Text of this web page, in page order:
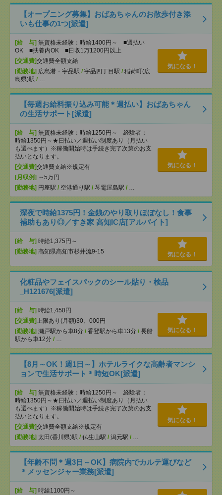
【オープニング募集】おばあちゃんのお散歩付き添
いも仕事の1つ[派遣]
[給 与] 無資格未経験：時給1400円～ ■週払い
OK ■扶養内OK ■日収1万1200円以上
[交通費]交通費全額支給
[勤務地] 広島港・宇品駅 / 宇品四丁目駅 / 稲荷町(広
島県)駅 / …
気になる！
【毎週お給料振り込み可能＊週払い】おばあちゃん
の生活サポート[派遣]
[給 与] 無資格未経験：時給1250円～ 経験者：
時給1350円～★日払い／週払い制度あり（月払い
も選べます）※稼働開始時は手続き完了次第のお支
払いとなります。
[交通費]交通費支給※規定有
[月収例] ～5万円
[勤務地] 円座駅 / 空港通り駅 / 琴電屋島駅 / …
気になる！
深夜で時給1375円！金銭のやり取りほぼなし！食事
補助もあり◎／すき家 高知IC店[アルバイト]
[給 与] 時給1,375円～
[勤務地] 高知県高知市杉井流9-15 気になる！
化粧品やフェイスパックのシール貼り・検品
_H121676[派遣]
[給 与] 時給1,450円
[交通費] 上限あり(月額)30、000円
[勤務地] 瀬戸駅から車8分 / 香登駅から車13分 / 長船
駅から車12分 / …
気になる！
【8月～OK！週1日～】ホテルライクな高齢者マンシ
ョンで生活サポート＊時短OK[派遣]
[給 与] 無資格未経験：時給1250円～ 経験者：
時給1350円～★日払い／週払い制度あり（月払い
も選べます）※稼働開始時は手続き完了次第のお支
払いとなります。
[交通費]交通費全額支給※規定有
[勤務地] 太田(香川県)駅 / 仏生山駅 / 潟元駅 / …
気になる！
【年齢不問＊週3日～OK】病院内でカルテ運びなど
＊メッセンジャー業務[派遣]
[給 与] 時給1100円～